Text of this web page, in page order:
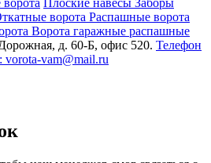
Плоские навесы Заборы
ворота Распашные ворота
Ворота гаражные распашные
д. 60-Б, офис 520. Телефон
vorota-vam@mail.ru